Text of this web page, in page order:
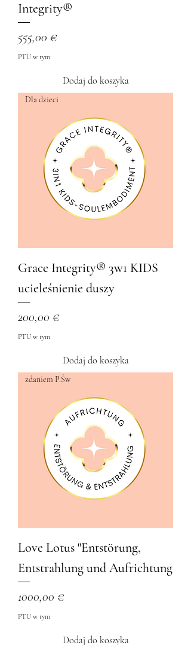
Integrity®
Cena
555,00 €
PTU w tym
Dodaj do koszyka
Dla dzieci
Grace Integrity® 3w1 KIDS
ucieleśnienie duszy
Cena
200,00 €
PTU w tym
Dodaj do koszyka
zdaniem P.Św
Love Lotus "Entstörung,
Entstrahlung und Aufrichtung
Cena
1000,00 €
PTU w tym
Dodaj do koszyka